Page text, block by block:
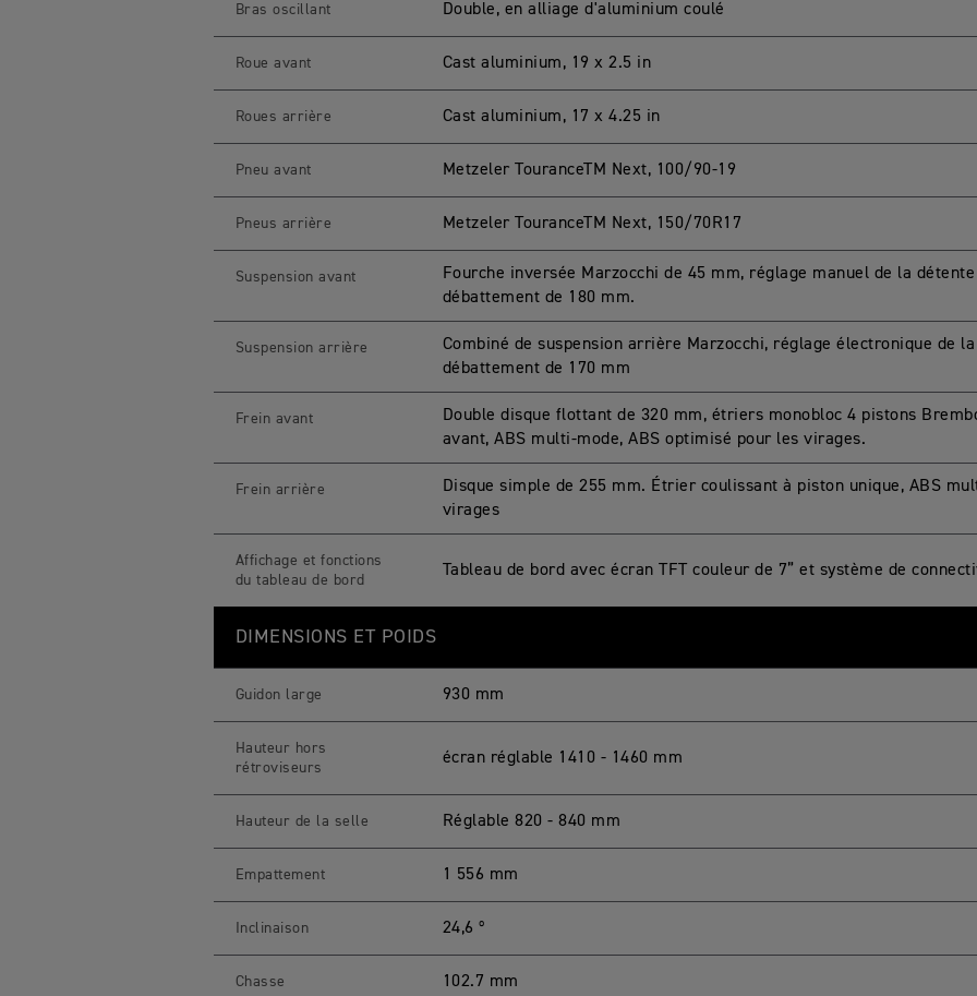
Bras oscillant Double, en alliage d'aluminium coulé
Roue avant Cast aluminium, 19 x 2.5 in
Roues arrière Cast aluminium, 17 x 4.25 in
Pneu avant Metzeler TouranceTM Next, 100/90-19
Pneus arrière Metzeler TouranceTM Next, 150/70R17
Suspension avant
Fourche inversée Marzocchi de 45 mm, réglage manuel de la
débattement de 180 mm.
Suspension arrière
Combiné de suspension arrière Marzocchi, réglage électronique de
débattement de 170 mm
Frein avant
Double disque flottant de 320 mm, étriers monobloc 4 pistons
avant, ABS multi-mode, ABS optimisé pour les virages.
Frein arrière
Disque simple de 255 mm. Étrier coulissant à piston unique, ABS
virages
Affichage et fonctions
du tableau de bord
Tableau de bord avec écran TFT couleur de 7” et système de
DIMENSIONS ET POIDS
Guidon large 930 mm
Hauteur hors
rétroviseurs
écran réglable 1410 - 1460 mm
Hauteur de la selle Réglable 820 - 840 mm
Empattement 1 556 mm
Inclinaison 24,6 º
Chasse 102.7 mm